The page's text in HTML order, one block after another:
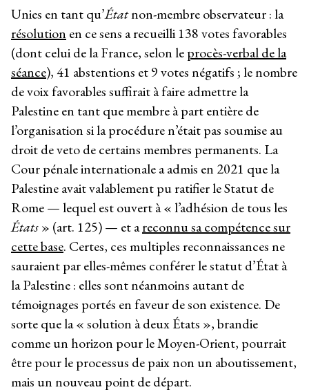
Unies en tant qu’Étatnon-membre observateur : la
résolution en ce sens a recueilli 138 votes favorables
(dont celui de la France, selon leprocès-verbal de la
séance), 41 abstentions et 9 votes négatifs ; le nombre
de voix favorables suffirait à faire admettre la
Palestine en tant que membre à part entière de
l’organisation si la procédure n’était pas soumise au
droit de veto de certains membres permanents. La
Cour pénale internationale a admis en 2021 que la
Palestine avait valablement pu ratifier le Statut de
Rome — lequel est ouvert à « l’adhésion de tous les
États» (art. 125) — et areconnu sa compétence sur
cette base. Certes, ces multiples reconnaissances ne
sauraient par elles-mêmes conférer le statut d’État à
la Palestine : elles sont néanmoins autant de
témoignages portés en faveur de son existence. De
sorte que la « solution à deux États », brandie
comme un horizon pour le Moyen-Orient, pourrait
être pour le processus de paix non un aboutissement,
mais un nouveau point de départ.